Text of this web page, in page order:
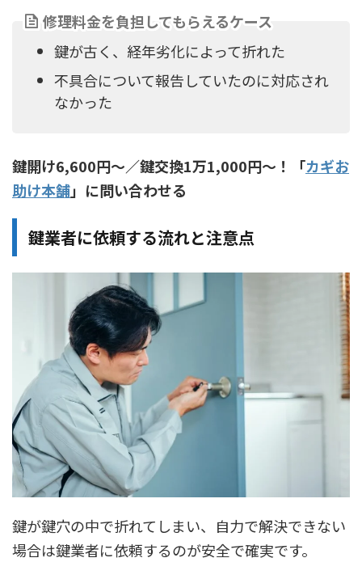
修理料金を負担してもらえるケース
鍵が古く、経年劣化によって折れた
不具合について報告していたのに対応され
なかった
鍵開け6,600円〜／鍵交換1万1,000円〜！「カギお
助け本舗」に問い合わせる
鍵業者に依頼する流れと注意点
鍵が鍵穴の中で折れてしまい、自力で解決できない
場合は鍵業者に依頼するのが安全で確実です。